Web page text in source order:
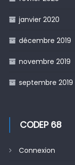
janvier 2020
décembre 2019
novembre 2019
septembre 2019
CODEP 68
Connexion